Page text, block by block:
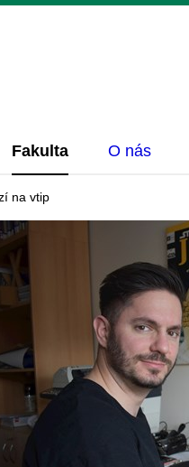
Fakulta O nás
na vtip